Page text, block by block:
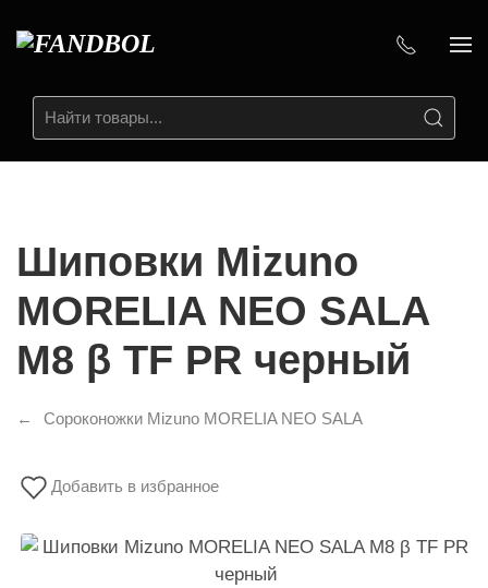
Шиповки Mizuno
MORELIA NEO SALA
M8 β TF PR черный
Сороконожки Mizuno MORELIA NEO SALA
Добавить в избранное